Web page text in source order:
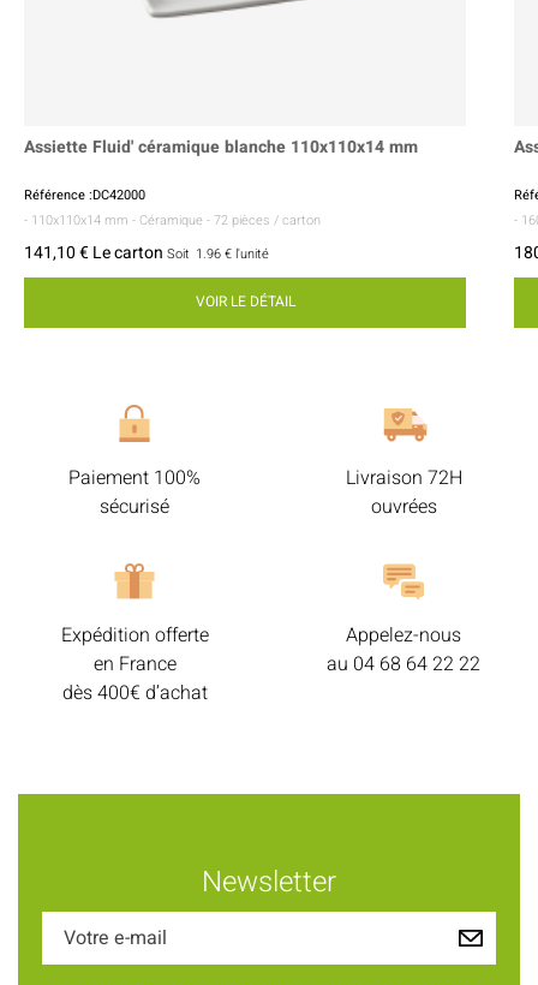
Assiette Fluid' céramique blanche 110x110x14 mm
Référence :DC42000
- 110x110x14 mm - Céramique - 72 pièces / carton
141,10 € Le carton Soit 1.96 € l'unité
VOIR LE DÉTAIL
-
Paiement 100%
sécurisé
Livraison 72H
ouvrées
Expédition offerte
en France
dès 400€ d’achat
Appelez-nous
au 04 68 64 22 22
Newsletter